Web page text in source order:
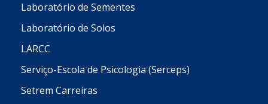
Laboratório de Sementes
Laboratório de Solos
LARCC
Serviço-Escola de Psicologia (Serceps)
Setrem Carreiras